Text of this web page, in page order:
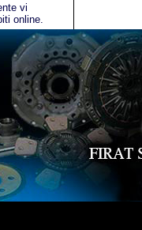
vi
online.